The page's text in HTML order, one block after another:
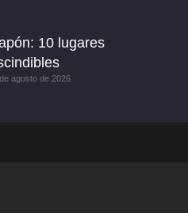
10 lugares
agosto de 2026